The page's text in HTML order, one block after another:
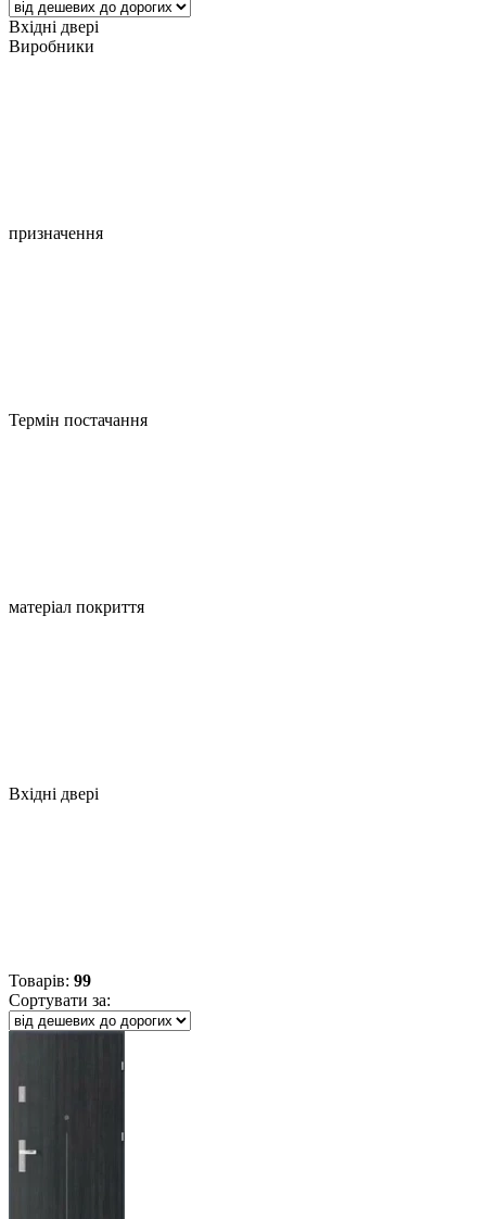
Вхідні двері
Виробники
призначення
Термін постачання
матеріал покриття
Вхідні двері
Товарів: 99
Сортувати за: